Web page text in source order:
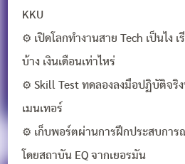
KKU
⚙️ เปิดโลกทำงานสาย Tech เป็นไง
บ้าง เงินเดือนเท่าไหร่
⚙️ Skill Test ทดลองลงมือปฏิบัติจริ
เมนเทอร์
⚙️ เก็บพอร์ตผ่านการฝึกประสบการ
โดยสถาบัน EQ จากเยอรมัน